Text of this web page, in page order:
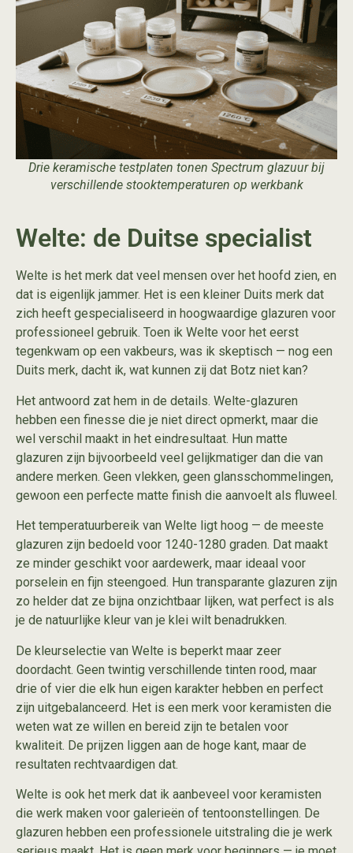
Drie keramische testplaten tonen Spectrum glazuur bij
verschillende stooktemperaturen op werkbank
Welte: de Duitse specialist
Welte is het merk dat veel mensen over het hoofd zien, en
dat is eigenlijk jammer. Het is een kleiner Duits merk dat
zich heeft gespecialiseerd in hoogwaardige glazuren voor
professioneel gebruik. Toen ik Welte voor het eerst
tegenkwam op een vakbeurs, was ik skeptisch — nog een
Duits merk, dacht ik, wat kunnen zij dat Botz niet kan?
Het antwoord zat hem in de details. Welte-glazuren
hebben een finesse die je niet direct opmerkt, maar die
wel verschil maakt in het eindresultaat. Hun matte
glazuren zijn bijvoorbeeld veel gelijkmatiger dan die van
andere merken. Geen vlekken, geen glansschommelingen,
gewoon een perfecte matte finish die aanvoelt als fluweel.
Het temperatuurbereik van Welte ligt hoog — de meeste
glazuren zijn bedoeld voor 1240-1280 graden. Dat maakt
ze minder geschikt voor aardewerk, maar ideaal voor
porselein en fijn steengoed. Hun transparante glazuren zijn
zo helder dat ze bijna onzichtbaar lijken, wat perfect is als
je de natuurlijke kleur van je klei wilt benadrukken.
De kleurselectie van Welte is beperkt maar zeer
doordacht. Geen twintig verschillende tinten rood, maar
drie of vier die elk hun eigen karakter hebben en perfect
zijn uitgebalanceerd. Het is een merk voor keramisten die
weten wat ze willen en bereid zijn te betalen voor
kwaliteit. De prijzen liggen aan de hoge kant, maar de
resultaten rechtvaardigen dat.
Welte is ook het merk dat ik aanbeveel voor keramisten
die werk maken voor galerieën of tentoonstellingen. De
glazuren hebben een professionele uitstraling die je werk